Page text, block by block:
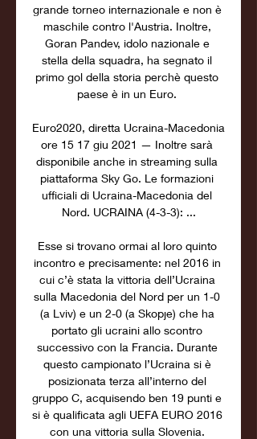
grande torneo internazionale e non è
maschile contro l'Austria. Inoltre,
Goran Pandev, idolo nazionale e
stella della squadra, ha segnato il
primo gol della storia perchè questo
paese è in un Euro.
Euro2020, diretta Ucraina-Macedonia
ore 15 17 giu 2021 — Inoltre sarà
disponibile anche in streaming sulla
piattaforma Sky Go. Le formazioni
ufficiali di Ucraina-Macedonia del
Nord. UCRAINA (4-3-3): ...
Esse si trovano ormai al loro quinto
incontro e precisamente: nel 2016 in
cui c’è stata la vittoria dell’Ucraina
sulla Macedonia del Nord per un 1-0
(a Lviv) e un 2-0 (a Skopje) che ha
portato gli ucraini allo scontro
successivo con la Francia. Durante
questo campionato l’Ucraina si è
posizionata terza all’interno del
gruppo C, acquisendo ben 19 punti e
si è qualificata agli UEFA EURO 2016
con una vittoria sulla Slovenia.